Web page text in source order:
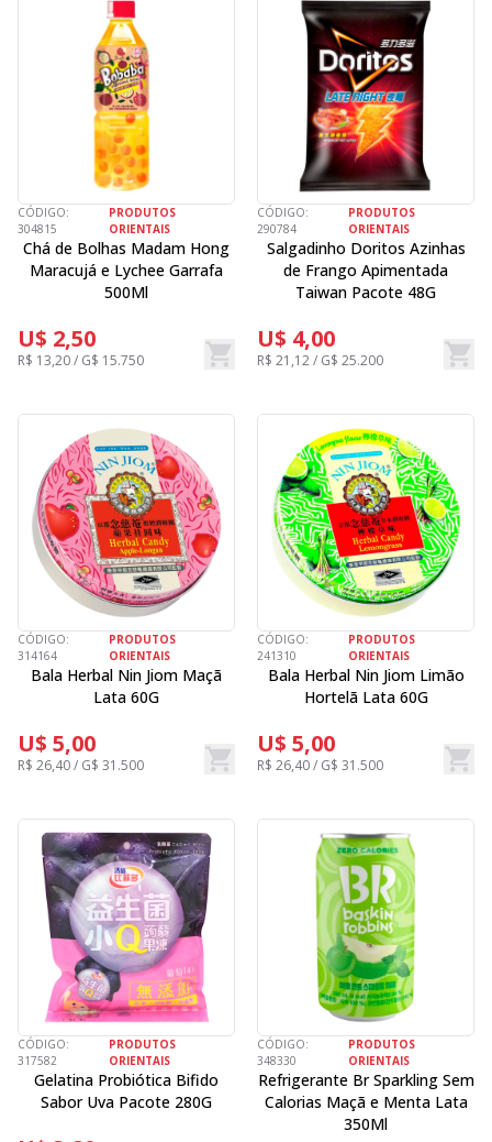
CÓDIGO:
304815
PRODUTOS
ORIENTAIS
Chá de Bolhas Madam Hong
Maracujá e Lychee Garrafa
500Ml
U$ 2,50
R$ 13,20 / G$ 15.750
CÓDIGO:
290784
PRODUTOS
ORIENTAIS
Salgadinho Doritos Azinhas
de Frango Apimentada
Taiwan Pacote 48G
U$ 4,00
R$ 21,12 / G$ 25.200
CÓDIGO:
314164
PRODUTOS
ORIENTAIS
Bala Herbal Nin Jiom Maçã
Lata 60G
U$ 5,00
R$ 26,40 / G$ 31.500
CÓDIGO:
241310
PRODUTOS
ORIENTAIS
Bala Herbal Nin Jiom Limão
Hortelã Lata 60G
U$ 5,00
R$ 26,40 / G$ 31.500
CÓDIGO:
317582
PRODUTOS
ORIENTAIS
Gelatina Probiótica Bifido
Sabor Uva Pacote 280G
CÓDIGO:
348330
PRODUTOS
ORIENTAIS
Refrigerante Br Sparkling Sem
Calorias Maçã e Menta Lata
350Ml